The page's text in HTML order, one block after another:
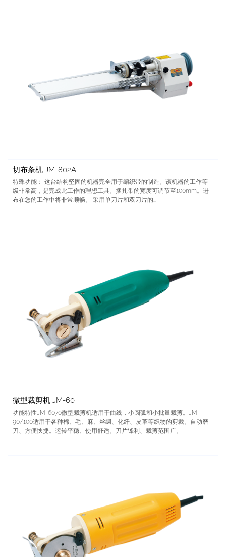
切布条机 JM-802A
特殊功能： 这台结构坚固的机器完全用于编织带的制造。该机器的工作等
级非常高，是完成此工作的理想工具。捆扎带的宽度可调节至100mm。进
布在您的工作中将非常顺畅。 采用单刀片和双刀片的...
微型裁剪机 JM-60
功能特性JM-6070微型裁剪机适用于曲线，小圆弧和小批量裁剪。JM-
90/100适用于各种棉、毛、麻、丝绸、化纤、皮革等织物的剪裁。自动磨
刀、方便怏捷。运转平稳、使用舒适。刀片锋利、裁剪范围广。